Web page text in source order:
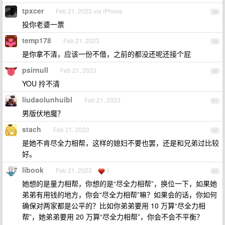
58
tpxcer Feb 21, 2023 via iPhone
投你老婆一票
59
temp178 Feb 21, 2023
是你拿不清，应该一份不借，之前的都没还呢还接个屁
60
psirnull Feb 21, 2023
YOU 拎不清
61
liudaolunhuibl Feb 21, 2023
男版伏地魔？
62
stach Feb 21, 2023
是她不肯尽全力相帮，这样的媳妇不要也罢，还是和兄弟过比较
好。
63
libook Feb 21, 2023 1
她想的是量力相帮，你想的是“尽全力相帮”，换位一下，如果她
弟弟有用钱的地方，你会“尽全力相帮”嘛？如果会的话，你如何
确保对两家都是公平的？比如你弟弟要用 10 万算“尽全力相
帮”，她弟弟要用 20 万算“尽全力相帮”，你会不会不平衡？